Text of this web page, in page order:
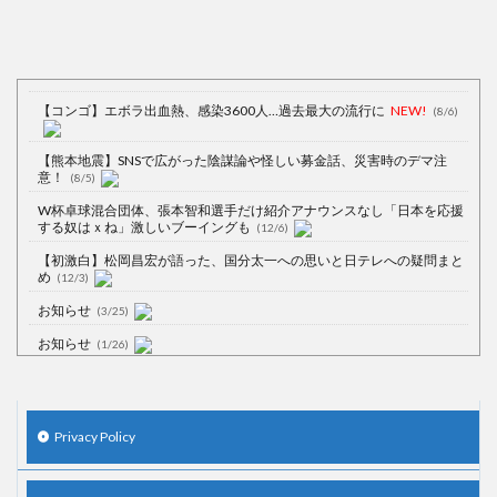
【コンゴ】エボラ出血熱、感染3600人…過去最大の流行に NEW! (8/6)
【熊本地震】SNSで広がった陰謀論や怪しい募金話、災害時のデマ注
意！
(8/5)
W杯卓球混合団体、張本智和選手だけ紹介アナウンスなし「日本を応援
する奴はｘね」激しいブーイングも
(12/6)
【初激白】松岡昌宏が語った、国分太一への思いと日テレへの疑問まと
め (12/3)
お知らせ (3/25)
お知らせ (1/26)
(7/13)
Privacy Policy